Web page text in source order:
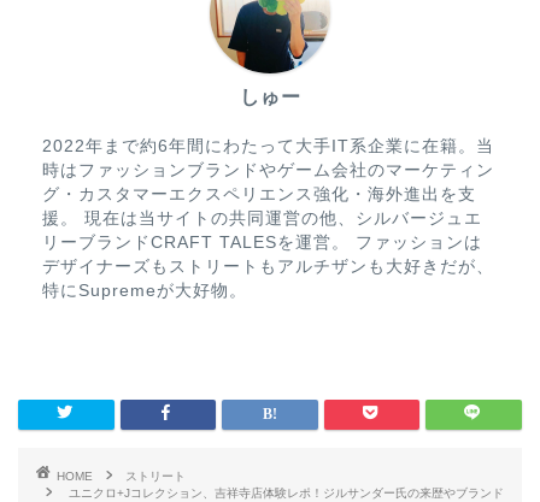
しゅー
2022年まで約6年間にわたって大手IT系企業に在籍。当
時はファッションブランドやゲーム会社のマーケティン
グ・カスタマーエクスペリエンス強化・海外進出を支
援。 現在は当サイトの共同運営の他、シルバージュエ
リーブランドCRAFT TALESを運営。 ファッションは
デザイナーズもストリートもアルチザンも大好きだが、
特にSupremeが大好物。
HOME
ストリート
ユニクロ+Jコレクション、吉祥寺店体験レポ！ジルサンダー氏の来歴やブランド